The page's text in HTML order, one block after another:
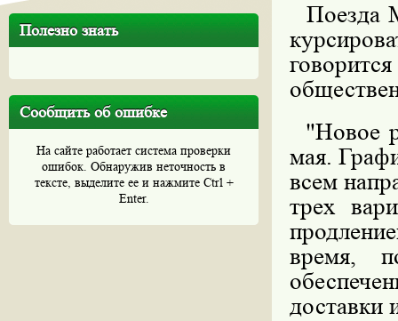
Полезно знать
Сообщить об ошибке
На сайте работает система проверки
ошибок. Обнаружив неточность в
тексте, выделите ее и нажмите Ctrl +
Enter.
Поезда
"Новое
мая.
всем
трех
время,
доставки